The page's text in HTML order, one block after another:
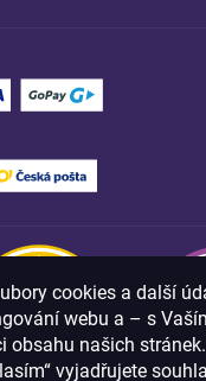
cookies a další
webu a – s
obsahu našich
vyjadřujete